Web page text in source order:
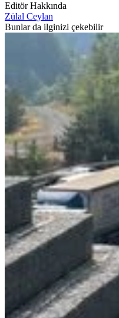
Editör Hakkında
Zülal Ceylan
Bunlar da ilginizi çekebilir